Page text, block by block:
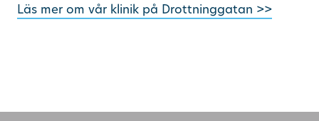
Läs mer om vår klinik på Drottninggatan >>